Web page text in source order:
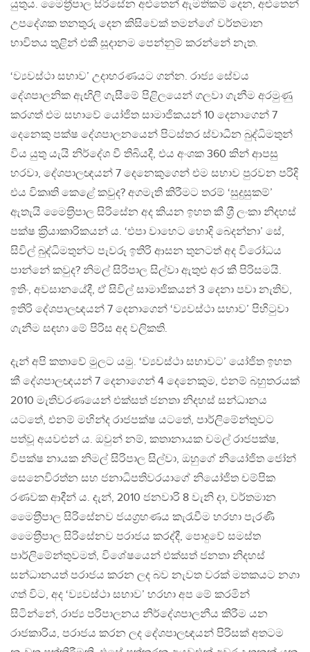
යුතුය. මෛත‍්‍රීපාල සිරිසේන අළුතෙන් ඇමතිකම් දෙන, අළුතෙන්
උපදේශක තනතුරු දෙන කිසිවෙක් තමන්ගේ වර්තමාන
භාවිතය තුළින් එකී සූදානම පෙන්නුම් කරන්නේ නැත.
‘ව්‍යවස්ථා සභාව’ උදාහරණයට ගන්න. රාජ්‍ය සේවය
දේශපාලනික ඇඟිලි ගැසීමේ පිළිලයෙන් ගලවා ගැනීම අරමුණු
කරගත් එම සභාවේ යෝජිත සාමාජිකයන් 10 දෙනාගෙන් 7
දෙනෙකු පක්ෂ දේශපාලනයෙන් පිටස්තර ස්වාධීන බුද්ධිමතුන්
විය යුතු යැයි නිර්දේශ වී තිබියදී, එය අංශක 360 කින් ආපසු
හරවා, දේශපාලඥයන් 7 දෙනෙකුගෙන් එම සභාව පුරවන පරිදි
එය විකෘති කෙළේ කවුද? අගමැති කිරීමට තරම් ‘සුදුසුකම්’
ඇතැයි මෛත‍්‍රිපාල සිරිසේන අද කියන ඉහත කී ශ‍්‍රී ලංකා නිදහස්
පක්ෂ ක‍්‍රියාකාරිකයන් ය. ‘එපා වාහෙට හොදි බෙදන්නා’ සේ,
සිවිල් බුද්ධිමතුන්ට පැවරූ ඉතිරි ආසන තුනටත් අද විරෝධය
පාන්නේ කවුද? නිමල් සිරිපාල සිල්වා ඇතුළු අර කී පිරිසමයි.
ඉතිං, අවසානයේදී, ඒ සිවිල් සාමාජිකයන් 3 දෙනා පවා නැතිව,
ඉතිරි දේශපාලඥයන් 7 දෙනාගෙන් ‘ව්‍යවස්ථා සභාව’ පිහිටුවා
ගැනීම සඳහා මේ පිරිස අද වලිකති.
දැන් අපි කතාවේ මුලට යමු. ‘ව්‍යවස්ථා සභාවට’ යෝජිත ඉහත
කී දේශපාලඥයන් 7 දෙනාගෙන් 4 දෙනෙකුම, එනම් බහුතරයක්
2010 මැතිවරණයෙන් එක්සත් ජනතා නිදහස් සන්ධානය
යටතේ, එනම් මහින්ද රාජපක්ෂ යටතේ, පාර්ලිමේන්තුවට
පත්වූ අයවළුන් ය. ඔවුන් නම්, කතානායක චමල් රාජපක්ෂ,
විපක්ෂ නායක නිමල් සිරිපාල සිල්වා, ඔහුගේ නියෝජිත ජෝන්
සෙනෙවිරත්න සහ ජනාධිපතිවරයාගේ නියෝජිත චම්පික
රණවක ආදීන් ය. දැන්, 2010 ජනවාරි 8 වැනි දා, වර්තමාන
මෛත‍්‍රීපාල සිරිසේනව ජයග‍්‍රහණය කැරැවීම හරහා පැරණි
මෛත‍්‍රීපාල සිරිසේනව පරාජය කරද්දී, පොදුවේ සමස්ත
පාර්ලිමේන්තුවමත්, විශේෂයෙන් එක්සත් ජනතා නිදහස්
සන්ධානයත් පරාජය කරන ලද බව නැවත වරක් මතකයට නගා
ගත් විට, අද ‘ව්‍යවස්ථා සභාව’ හරහා අප මේ කරමින්
සිටින්නේ, රාජ්‍ය පරිපාලනය නිර්දේශපාලනීය කිරීම යන
රාජකාරිය, පරාජය කරන ලද දේශපාලඥයන් පිරිසක් අතටම